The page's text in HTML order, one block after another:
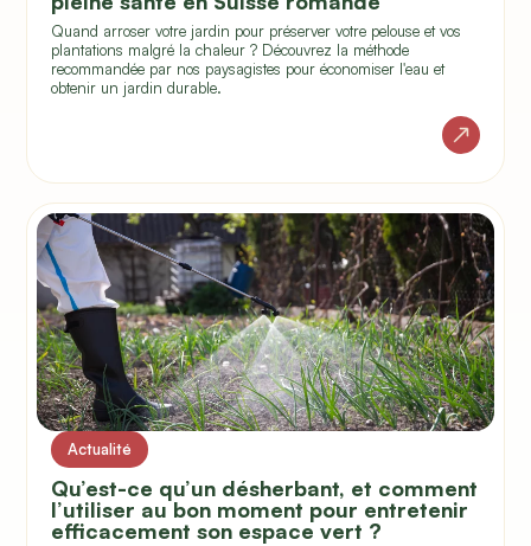
Quand arroser votre jardin pour préserver votre pelouse et vos
plantations malgré la chaleur ? Découvrez la méthode
recommandée par nos paysagistes pour économiser l'eau et
obtenir un jardin durable.
Actualité
Qu’est-ce qu’un désherbant, et comment
l’utiliser au bon moment pour entretenir
efficacement son espace vert ?